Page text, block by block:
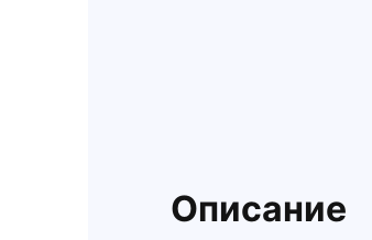
Описание